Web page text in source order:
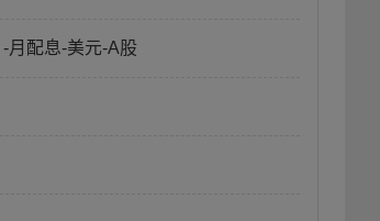
-月配息-美元-A股